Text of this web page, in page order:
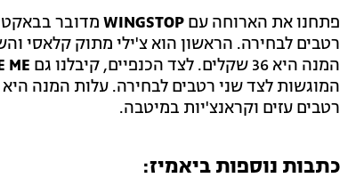
פתחנו את הארוחה עם WINGSTOP מדובר בבאקט
רטבים לבחירה. הראשון הוא צ'ילי מתוק קלאסי
המנה היא 36 שקלים. לצד הכנפיים, קיבלנו גם
ME
רטבים עזים וקראנצ'יות במיטבה.
כתבות נוספות ביאמיז: